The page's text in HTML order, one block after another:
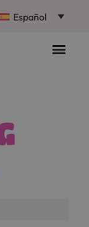
Español